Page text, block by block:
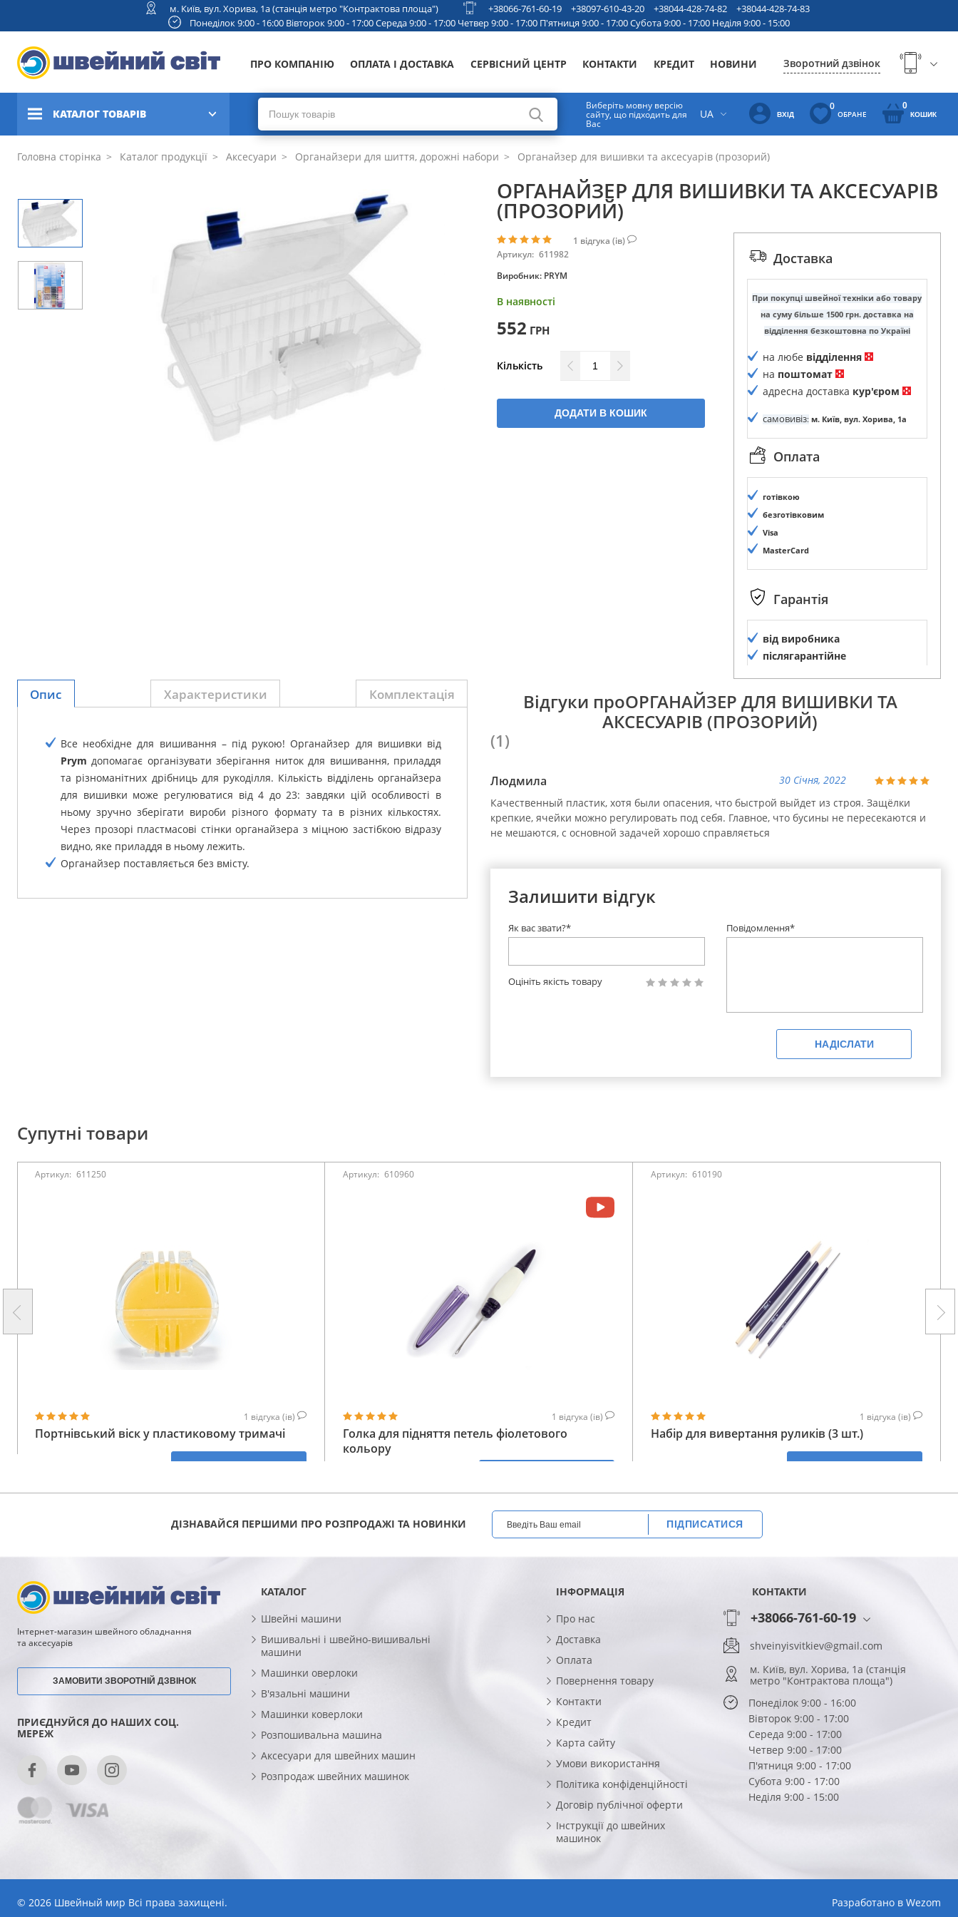
м. Київ, вул. Хорива, 1а (станція метро "Контрактова площа") +38066-761-60-19 +38097-610-43-20 +38044-428-74-82
+38044-428-74-83
Понеділок 9:00 - 16:00 Вівторок 9:00 - 17:00 Середа 9:00 - 17:00 Четвер 9:00 - 17:00 П'ятниця 9:00 - 17:00 Субота 9:00 - 17:00 Неділя 9:00 - 15:00
ПРО КОМПАНІЮ ОПЛАТА І ДОСТАВКА СЕРВІСНИЙ ЦЕНТР КОНТАКТИ КРЕДИТ НОВИНИ Зворотний дзвінок
КАТАЛОГ ТОВАРІВ
Швейні машини
вишивальні машини
Коверлоки, оверлоки,
плоскошовні машини
Виберіть мовну версію
сайту, що підходить для
Вас
UA ВХІД
0
ОБРАНЕ
0
КОШИК
Головна сторінка Каталог продукції Аксесуари Органайзери для шиття, дорожні набори Органайзер для вишивки та аксесуарів (прозорий)
ОРГАНАЙЗЕР ДЛЯ ВИШИВКИ ТА АКСЕСУАРІВ
(ПРОЗОРИЙ)
1 відгука (ів)
Артикул: 611982
Виробник: PRYM
В наявності
552 ГРН
Кількість
ДОДАТИ В КОШИК
Доставка
При покупці швейної техніки або товару
на суму більше 1500 грн. доставка на
відділення безкоштовна по Україні
на любе відділення
на поштомат
адресна доставка кур'єром
самовивіз: м. Київ, вул. Хорива, 1а
Оплата
готівкою
безготівковим
Visa
MasterCard
Гарантія
від виробника
післягарантійне
Опис Характеристики Комплектація
Все необхідне для вишивання – під рукою! Органайзер для вишивки від
Prym допомагає організувати зберігання ниток для вишивання, приладдя
та різноманітних дрібниць для рукоділля. Кількість відділень органайзера
для вишивки може регулюватися від 4 до 23: завдяки цій особливості в
ньому зручно зберігати вироби різного формату та в різних кількостях.
Через прозорі пластмасові стінки органайзера з міцною застібкою відразу
видно, яке приладдя в ньому лежить.
Органайзер поставляється без вмісту.
Відгуки проОРГАНАЙЗЕР ДЛЯ ВИШИВКИ ТА
АКСЕСУАРІВ (ПРОЗОРИЙ)
(1)
Людмила
30 Січня, 2022
Качественный пластик, хотя были опасения, что быстрой выйдет из строя. Защёлки
крепкие, ячейки можно регулировать под себя. Главное, что бусины не пересекаются и
не мешаются, с основной задачей хорошо справляється
Залишити відгук
Повідомлення*
Як вас звати?*
Оцініть якість товару
НАДІСЛАТИ
Супутні товари
Артикул: 611250
1 відгука (ів)
Портнівський віск у пластиковому тримачі
Артикул: 610960
1 відгука (ів)
Голка для підняття петель фіолетового
кольору
Артикул: 610190
1 відгука (ів)
Набір для вивертання руликів (3 шт.)
ДІЗНАВАЙСЯ ПЕРШИМИ ПРО РОЗПРОДАЖІ ТА НОВИНКИ ПІДПИСАТИСЯ
Інтернет-магазин швейного обладнання
та аксесуарів
ЗАМОВИТИ ЗВОРОТНІЙ ДЗВІНОК
ПРИЄДНУЙСЯ ДО НАШИХ СОЦ.
МЕРЕЖ
КАТАЛОГ
Швейні машини
Вишивальні і швейно-вишивальні
машини
Машинки оверлоки
В'язальні машини
Машинки коверлоки
Розпошивальна машина
Аксесуари для швейних машин
Розпродаж швейних машинок
ІНФОРМАЦІЯ
Про нас
Доставка
Оплата
Повернення товару
Контакти
Кредит
Карта сайту
Умови використання
Політика конфіденційності
Договір публічної оферти
Інструкції до швейних
машинок
КОНТАКТИ
+38066-761-60-19
shveinyisvitkiev@gmail.com
м. Київ, вул. Хорива, 1а (станція
метро "Контрактова площа")
Понеділок 9:00 - 16:00
Вівторок 9:00 - 17:00
Середа 9:00 - 17:00
Четвер 9:00 - 17:00
П'ятниця 9:00 - 17:00
Субота 9:00 - 17:00
Неділя 9:00 - 15:00
© 2026 Швейный мир Всі права захищені. Разработано в Wezom